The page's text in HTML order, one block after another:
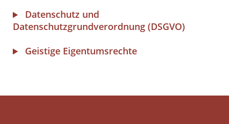
Datenschutz und
Datenschutzgrundverordnung (DSGVO)
Geistige Eigentumsrechte